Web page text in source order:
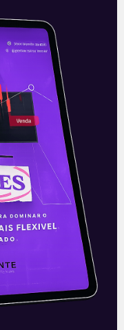
(TWTR)
nesta
do
Os números
para receita